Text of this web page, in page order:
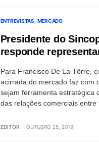
ENTREVISTAS MERCADO
Presidente do
responde
Para Francisco De La Tôrre,
acirrada do mercado faz com
sejam ferramenta estratégica
das relações comerciais entre
EDITOR OUTUBRO 25, 2019